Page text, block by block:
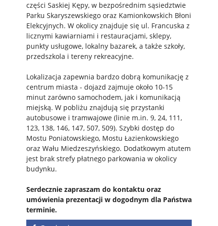
części Saskiej Kępy, w bezpośrednim sąsiedztwie
Parku Skaryszewskiego oraz Kamionkowskich Błoni
Elekcyjnych. W okolicy znajduje się ul. Francuska z
licznymi kawiarniami i restauracjami, sklepy,
punkty usługowe, lokalny bazarek, a także szkoły,
przedszkola i tereny rekreacyjne.
Lokalizacja zapewnia bardzo dobrą komunikację z
centrum miasta - dojazd zajmuje około 10-15
minut zarówno samochodem, jak i komunikacją
miejską. W pobliżu znajdują się przystanki
autobusowe i tramwajowe (linie m.in. 9, 24, 111,
123, 138, 146, 147, 507, 509). Szybki dostęp do
Mostu Poniatowskiego, Mostu Łazienkowskiego
oraz Wału Miedzeszyńskiego. Dodatkowym atutem
jest brak strefy płatnego parkowania w okolicy
budynku.
Serdecznie zapraszam do kontaktu oraz
umówienia prezentacji w dogodnym dla Państwa
terminie.